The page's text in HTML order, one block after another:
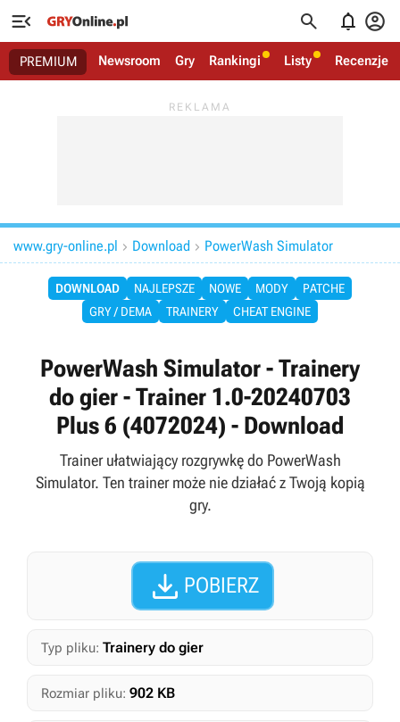
   
PREMIUM Newsroom Gry Rankingi Listy Recenzje
www.gry-online.pl  Download  PowerWash Simulator
DOWNLOAD NAJLEPSZE NOWE MODY
PATCHE
GRY / DEMA
TRAINERY CHEAT ENGINE
PowerWash Simulator - Trainery
do gier - Trainer 1.0-20240703
Plus 6 (4072024) - Download
Trainer ułatwiający rozgrywkę do PowerWash
Simulator. Ten trainer może nie działać z Twoją kopią
gry.
 POBIERZ
Typ pliku: Trainery do gier
Rozmiar pliku: 902 KB